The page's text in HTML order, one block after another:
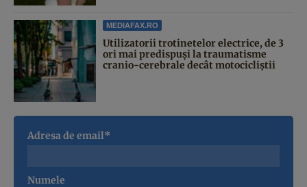
MEDIAFAX.RO
Utilizatorii trotinetelor electrice, de 3
ori mai predispuși la traumatisme
cranio-cerebrale decât motocicliștii
Adresa de email*
Numele